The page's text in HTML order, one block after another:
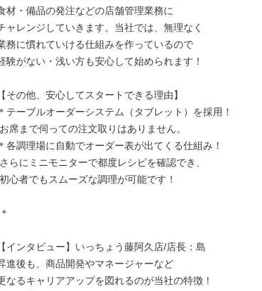
材・備品の発注などの店舗管理業務に
ャレンジしていきます。当社では、無理なく
務に慣れていける仕組みを作っているので
験がない・浅い方も安心して始められます！
【その他、安心してスタートできる理由】
＊テーブルオーダーシステム（タブレット）を採用！
＊各調理場に自動でオーダー表が出てくる仕組み！
【インタビュー】いっちょう藤阿久店/店長：島
進後も、商品開発やマネージャーなど
なるキャリアアップを図れるのが当社の特徴！